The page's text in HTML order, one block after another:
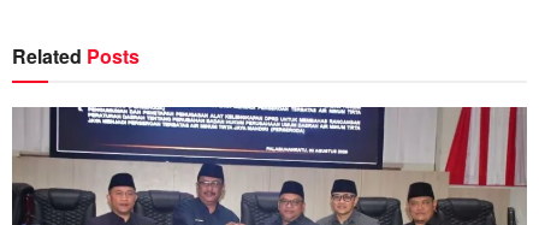
Related Posts